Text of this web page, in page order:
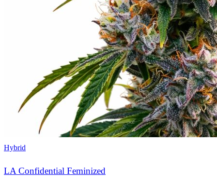
Hybrid
LA Confidential Feminized